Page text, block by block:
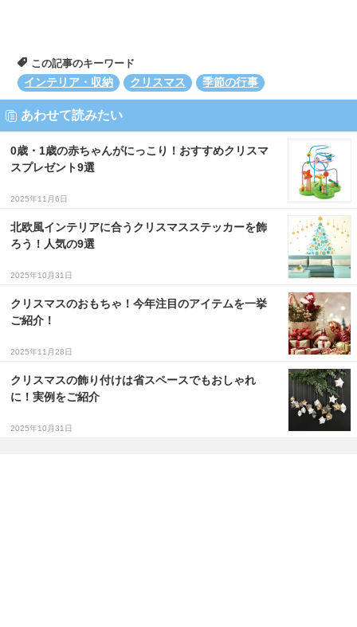
この記事のキーワード
インテリア・収納
クリスマス 季節の行事
あわせて読みたい
0歳・1歳の赤ちゃんがにっこり！おすすめクリスマ
スプレゼント9選
2025年11月6日
北欧風インテリアに合うクリスマスステッカーを飾
ろう！人気の9選
2025年10月31日
クリスマスのおもちゃ！今年注目のアイテムを一挙
ご紹介！
2025年11月28日
クリスマスの飾り付けは省スペースでもおしゃれ
に！実例をご紹介
2025年10月31日